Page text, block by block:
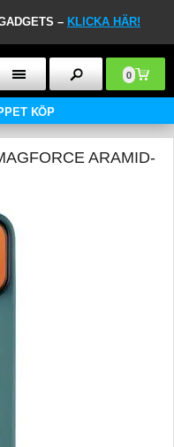
– KLICKA HÄR!
0
KÖP
ARAMID-